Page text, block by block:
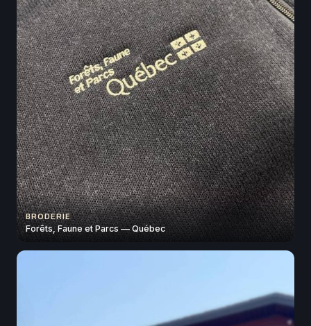
BRODERIE
Forêts, Faune et Parcs — Québec